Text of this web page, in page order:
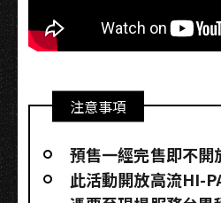
注意事項
預售一經完售即不開
此活動開放高流HI-